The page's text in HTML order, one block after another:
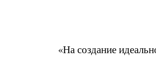
«На создание